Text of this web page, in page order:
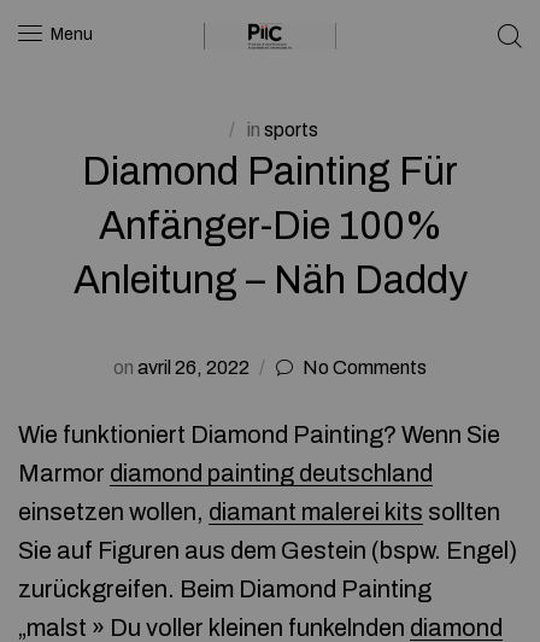
Menu
in sports
Diamond Painting Für
Anfänger-Die 100%
Anleitung – Näh Daddy
on avril 26, 2022 No Comments
Wie funktioniert Diamond Painting? Wenn Sie
Marmor diamond painting deutschland
einsetzen wollen, diamant malerei kits sollten
Sie auf Figuren aus dem Gestein (bspw. Engel)
zurückgreifen. Beim Diamond Painting
„malst » Du voller kleinen funkelnden diamond